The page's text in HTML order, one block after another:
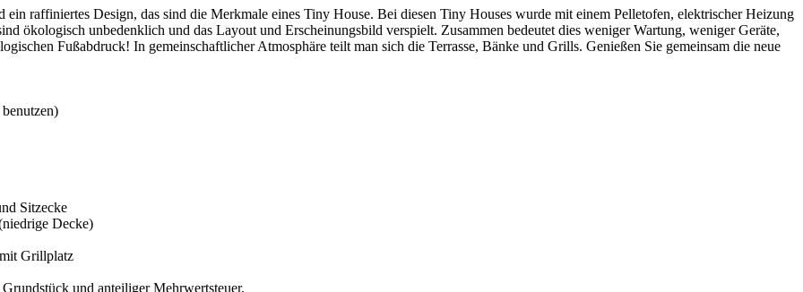
raffiniertes Design, das sind die Merkmale eines Tiny House. Bei diesen Tiny Houses wurde mit einem Pelletofen, elektrischer Heizung
ökologisch unbedenklich und das Layout und Erscheinungsbild verspielt. Zusammen bedeutet dies weniger Wartung, weniger Geräte,
Fußabdruck! In gemeinschaftlicher Atmosphäre teilt man sich die Terrasse, Bänke und Grills. Genießen Sie gemeinsam die neue
Sitzecke
Decke)
Grillplatz
und anteiliger Mehrwertsteuer.